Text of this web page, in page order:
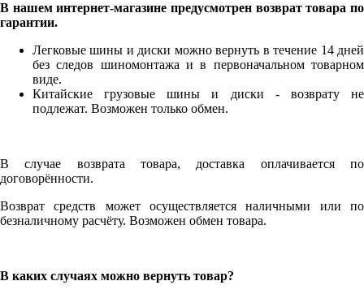
В нашем интернет-магазине предусмотрен возврат товара по
гарантии.
Легковые шины и диски можно вернуть в течение 14 дней
без следов шиномонтажа и в первоначальном товарном
виде.
Китайские грузовые шины и диски - возврату не
подлежат. Возможен только обмен.
В случае возврата товара, доставка оплачивается по
договорённости.
Возврат средств может осуществляется наличными или по
безналичному расчёту. Возможен обмен товара.
В каких случаях можно вернуть товар?